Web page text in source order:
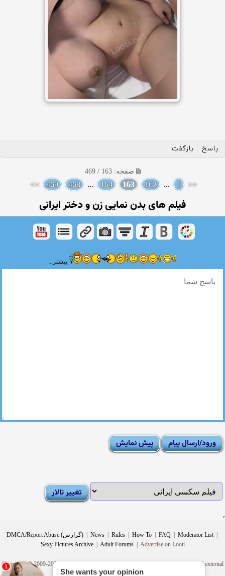
پاسخ بازگفت
صفحه: 163 / 469
<<
1
...
162
163
164
...
468
469
>>
فیلم های بدن نمایی زن و دختر ایرانی
بیشتر...
DMCA/Report Abuse (گزارش) | News | Rules | How To | FAQ | Moderator List |
Sexy Pictures Archive | Adult Forums |Advertise on Looti
Copyright © 2009-2025Looti.net. Looti Forums is not responsible for the content of external
sites